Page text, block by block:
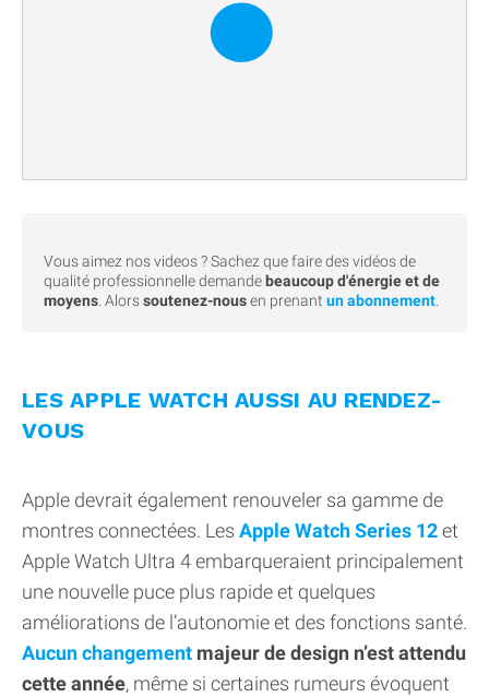
Vous aimez nos videos ? Sachez que faire des vidéos de
qualité professionnelle demande beaucoup d'énergie et de
moyens . Alorssoutenez-nousen prenant un abonnement
LES APPLE WATCH AUSSI AU RENDEZ-
VOUS
Apple devrait également renouveler sa gamme de
montres connectées. Les Apple Watch Series 12et
Apple Watch Ultra 4 embarqueraient principalement
une nouvelle puce plus rapide et quelques
améliorations de l’autonomie et des fonctions santé.
Aucun changement majeur de design n’est attendu
cette année, même si certaines rumeurs évoquent